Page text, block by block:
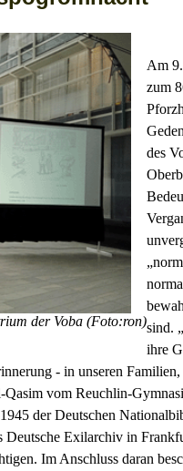
der Voba (Foto:ron)
Am
zum
des
sind.
ihre
- in unseren
vom Reuchlin-
der Deutschen
Deutsche Exilarchiv in
Im Anschluss daran